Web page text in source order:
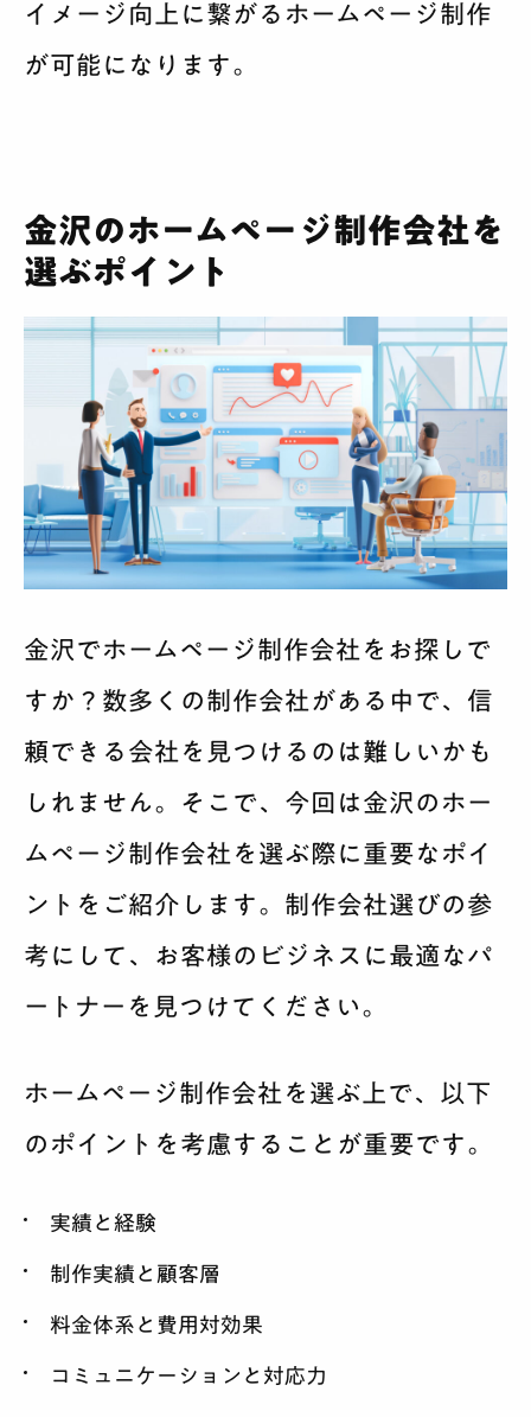
イメージ向上に繋がるホームページ制作
が可能になります。
金沢のホームページ制作会社を
選ぶポイント
金沢でホームページ制作会社をお探しで
すか？数多くの制作会社がある中で、信
頼できる会社を見つけるのは難しいかも
しれません。そこで、今回は金沢のホー
ムページ制作会社を選ぶ際に重要なポイ
ントをご紹介します。制作会社選びの参
考にして、お客様のビジネスに最適なパ
ートナーを見つけてください。
ホームページ制作会社を選ぶ上で、以下
のポイントを考慮することが重要です。
実績と経験
制作実績と顧客層
料金体系と費用対効果
コミュニケーションと対応力